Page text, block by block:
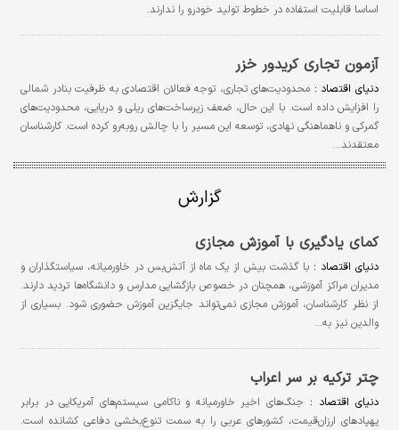
اساسا قابلیت استفاده در خطوط تولید خودرو را ندارند.
آزمون تجاری کریدور خزر
دنیای اقتصاد : محدودیت‌های تجاری، توجه فعالان اقتصادی به ظرفیت بنادر شمالی
را افزایش داده‌ است. با این حال، ضعف زیرساخت‌های ریلی و دریایی، محدودیت‌های
گمرکی و ناهماهنگی نهادی، توسعه این مسیر را با چالش روبه‌رو کرده‌ است. کارشناسان
معتقدند…
گزارش
کمای یادگیری با آموزش مجازی
دنیای اقتصاد : با گذشت بیش از یک ماه از آتش‌بس در خاورمیانه، سیاستگذاران و
مدیران مراکز آموزشی، همچنان در خصوص بازگشایی مدارس و دانشگاه‌ها تردید دارند.
از نظر کارشناسان، آموزش مجازی نمی‌تواند جایگزین آموزش حضوری شود. بسیاری از
والدین نیز به…
چتر ترکیه بر سر اعراب
دنیای اقتصاد : جنگ‌های اخیر خاورمیانه و ناکامی سیستم‌های آمریکایی در برابر
پهپادهای ارزان‌قیمت، کشورهای عربی را به سمت تنوع‌بخشی دفاعی کشانده است.